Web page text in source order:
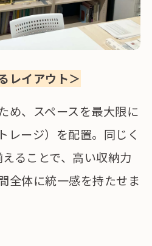
レイアウト＞
め、スペースを最大限に
レージ）を配置。同じく
ることで、高い収納力
全体に統一感を持たせま